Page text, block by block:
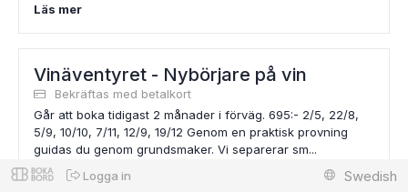
Läs mer
Vinäventyret - Nybörjare på vin
Bekräftas med betalkort
Går att boka tidigast 2 månader i förväg. 695:- 2/5, 22/8,
5/9, 10/10, 7/11, 12/9, 19/12 Genom en praktisk provning
guidas du genom grundsmaker. Vi separerar sm...
Läs mer
Logga in Swedish